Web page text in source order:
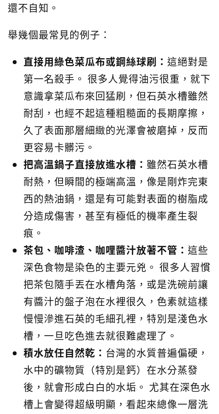
還不自知。
舉幾個最常見的例子：
直接用綠色菜瓜布或鋼絲球刷： 這絕對是
第一名殺手。 很多人覺得油污很重，就下
意識拿菜瓜布來回猛刷，但石英水槽雖然
耐刮，也經不起這種粗糙面的長期摩擦，
久了表面那層細緻的光澤會被磨掉，反而
更容易卡髒污。
把高溫鍋子直接放進水槽： 雖然石英水槽
耐熱，但瞬間的極端高溫，像是剛炸完東
西的熱油鍋，還是有可能對表面的樹脂成
分造成傷害，甚至有極低的機率產生裂
痕。
茶包、咖啡渣、咖哩醬汁放著不管： 這些
深色食物是染色的主要元兇。 很多人習慣
把茶包隨手丟在水槽角落，或是洗碗前讓
有醬汁的盤子泡在水裡很久，色素就這樣
慢慢滲進石英的毛細孔裡，特別是淺色水
槽，一旦吃色進去就很難處理了。
積水放任自然乾： 台灣的水質普遍偏硬，
水中的礦物質（特別是鈣）在水分蒸發
後，就會形成白白的水垢。 尤其在深色水
槽上會變得超級明顯，看起來總像一層洗